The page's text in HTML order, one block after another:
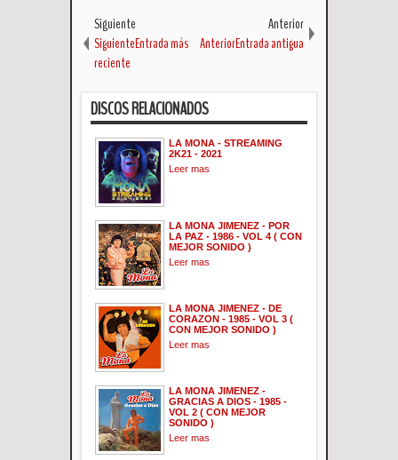
Siguiente
SiguienteEntrada más
reciente
Anterior
AnteriorEntrada antigua
DISCOS RELACIONADOS
LA MONA - STREAMING
2K21 - 2021
Leer mas
LA MONA JIMENEZ - POR
LA PAZ - 1986 - VOL 4 ( CON
MEJOR SONIDO )
Leer mas
LA MONA JIMENEZ - DE
CORAZON - 1985 - VOL 3 (
CON MEJOR SONIDO )
Leer mas
LA MONA JIMENEZ -
GRACIAS A DIOS - 1985 -
VOL 2 ( CON MEJOR
SONIDO )
Leer mas